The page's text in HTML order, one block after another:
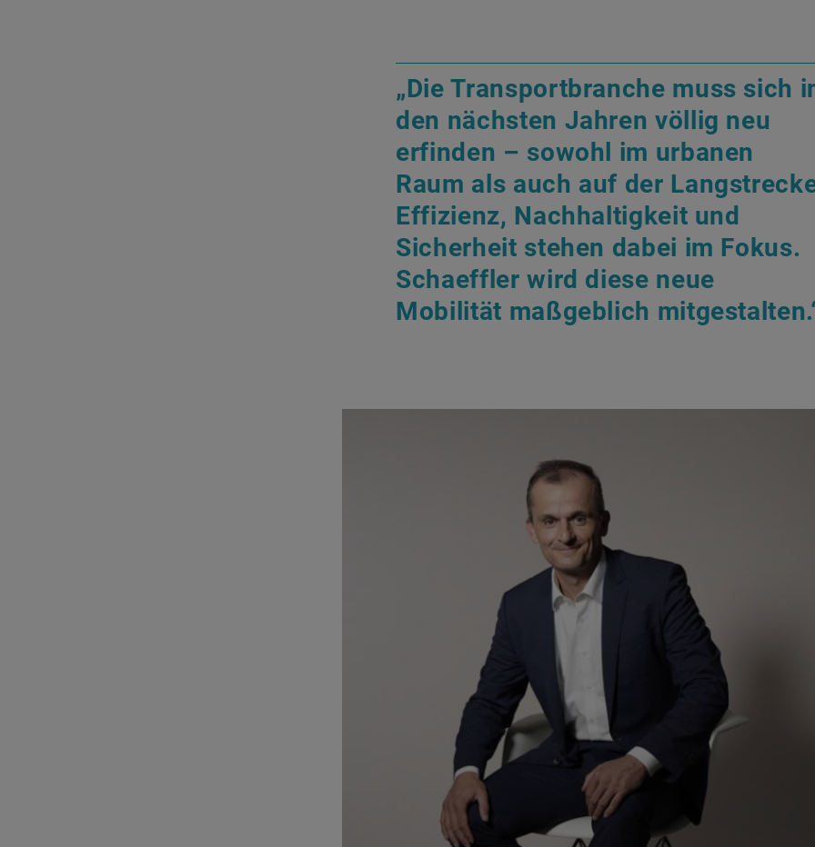
„Die Transportbranche muss sich
den nächsten Jahren völlig neu
erfinden – sowohl im urbanen
Raum als auch auf der
Effizienz, Nachhaltigkeit und
Sicherheit stehen dabei im Fokus.
Schaeffler wird diese neue
Mobilität maßgeblich